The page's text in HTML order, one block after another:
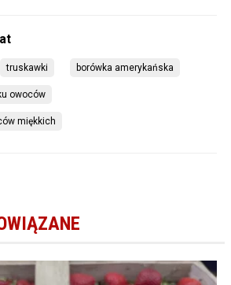
truskawki borówka amerykańska
owoców
miękkich